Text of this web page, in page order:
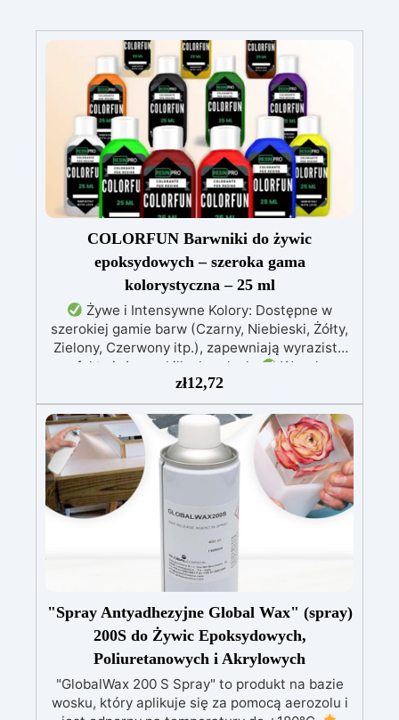
COLORFUN Barwniki do żywic
epoksydowych – szeroka gama
kolorystyczna – 25 ml
Żywe i Intensywne Kolory: Dostępne w
szerokiej gamie barw (Czarny, Niebieski, Żółty,
Zielony, Czerwony itp.), zapewniają wyraziste
efekty już przy kilku kroplach.
Wysoka
Koncentracja: Możliwość regulacji
przezroczystości – od delikatnego odcienia po
intensywne krycie, zależnie od stężenia (0,01%
– 5%).
Łatwość Użycia: Dodaj do
komponentu A żywicy i mieszaj, aż uzyskasz
pożądany kolor; mieszaj kolory, aby stworzyć
unikalne odcienie.
Kompatybilność z
Żywicami Epoksydowymi i Akrylowymi:
Opracowana specjalnie do żywic epoksydowych
Niekompatybilna z Żywicami
Poliuretanowymi: Używaj wyłącznie z żywicami
epoksydowymi i akrylowymi – nie nadaje się do
żywic poliuretanowych Resin Pro.
zł12,72
"Spray Antyadhezyjne Global Wax" (spray)
200S do Żywic Epoksydowych,
Poliuretanowych i Akrylowych
"GlobalWax 200 S Spray" to produkt na bazie
wosku, który aplikuje się za pomocą aerozolu i